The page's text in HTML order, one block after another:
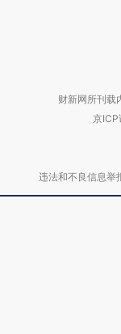
财新网所刊载
京
违法和不良信息